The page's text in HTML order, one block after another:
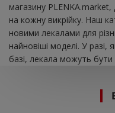
магазину
на кожну викрійку. Наш
новими лекалами для
найновіші моделі. У
базі, лекала можуть бути